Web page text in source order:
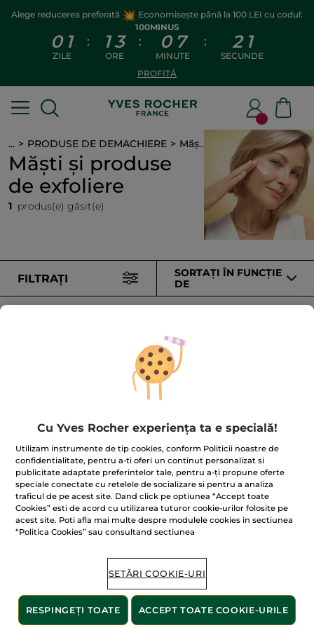
Alege reducerea preferată
Economisește până la 100 LEI cu codul:
100MINUS
0 1
ZILE
: 13
ORE
: 0 7
MINUTE
: 2 1
SECUNDE
PROFITĂ
... PRODUSE DE DEMACHIERE Măști și produse de exfoliere
Măști și produse
de exfoliere
1 produs(e) găsit(e)
FILTRAȚI
SORTAȚI ÎN FUNCȚIE
DE
Mască pentru curățarea
porilor cu cărbune
Tub 75 ml
(173)
920.00 Lei / 1l
69.00 Lei
ADĂUGAȚI ÎN
Cu Yves Rocher experiența ta e specială!
Utilizam instrumente de tip cookies, conform Politicii noastre de
confidentialitate, pentru a-ti oferi un continut personalizat si
publicitate adaptate preferintelor tale, pentru a-ți propune oferte
speciale conectate cu retelele de socializare si pentru a analiza
traficul de pe acest site. Dand click pe optiunea “Accept toate
Cookies” esti de acord cu utilizarea tuturor cookie-urilor folosite pe
acest site. Poti afla mai multe despre modulele cookies in sectiunea
“Politica Cookies” sau consultand sectiunea
SETĂRI COOKIE-URI
RESPINGEȚI TOATE ACCEPT TOATE COOKIE-URILE